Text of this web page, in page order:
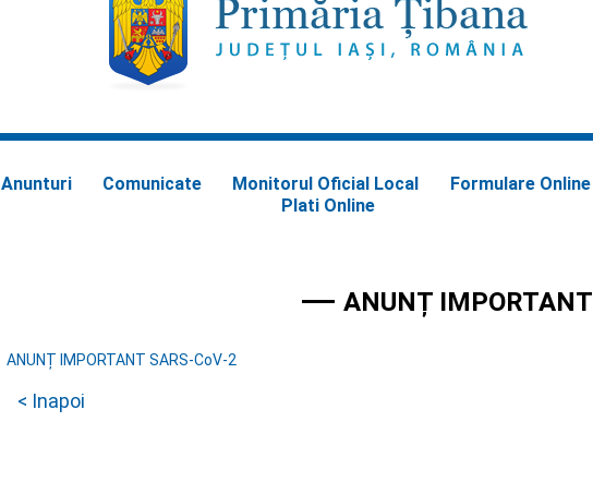
Anunturi Comunicate Monitorul Oficial Local Formulare Online
Plati Online
ANUNȚ IMPORTANT
ANUNȚ IMPORTANT SARS-CoV-2
< Inapoi